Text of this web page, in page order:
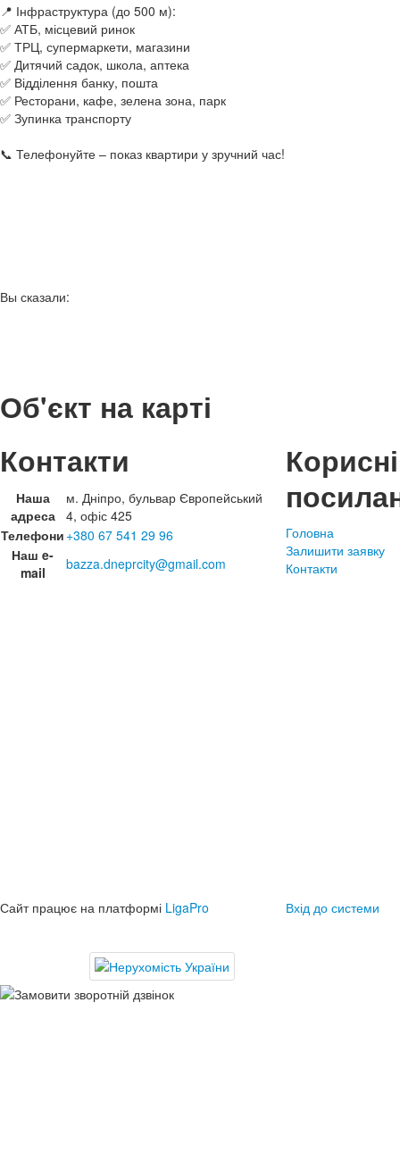
📍 Інфраструктура (до 500 м):
✅ АТБ, місцевий ринок
✅ ТРЦ, супермаркети, магазини
✅ Дитячий садок, школа, аптека
✅ Відділення банку, пошта
✅ Ресторани, кафе, зелена зона, парк
✅ Зупинка транспорту
📞 Телефонуйте – показ квартири у зручний час!
Вы сказали:
Об'єкт на карті
Контакти
Наша
адреса
м. Дніпро, бульвар Європейський
4, офіс 425
Телефони +380 67 541 29 96
Наш e-
mail
bazza.dneprcity@gmail.com
Корисні
Головна
Залишити заявку
Контакти
Сайт працює на платформі LigaPro Вхід до системи